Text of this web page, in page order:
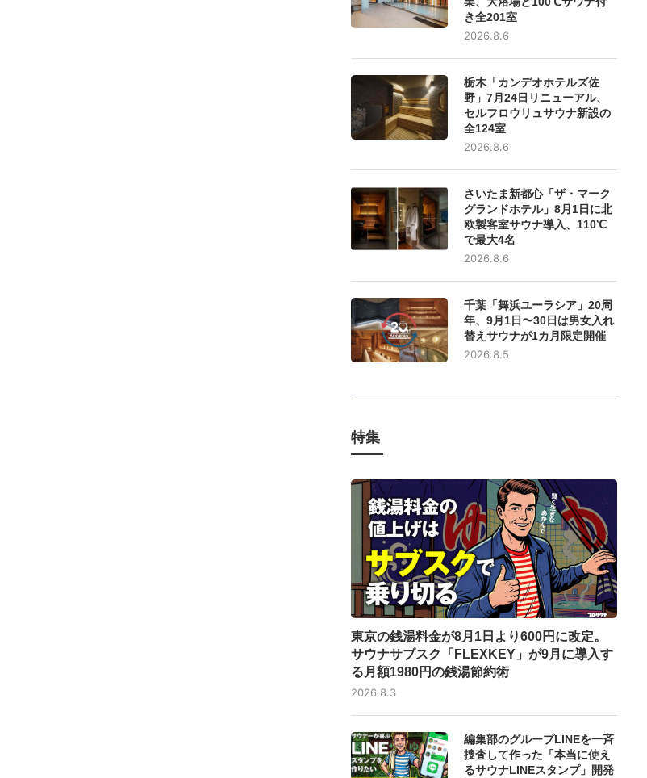
き全201室
2026.8.6
栃木「カンデオホテルズ佐
野」7月24日リニューアル、
セルフロウリュサウナ新設の
全124室
2026.8.6
さいたま新都心「ザ・マーク
グランドホテル」8月1日に北
欧製客室サウナ導入、110℃
で最大4名
2026.8.6
千葉「舞浜ユーラシア」20周
年、9月1日〜30日は男女入れ
替えサウナが1カ月限定開催
2026.8.5
特集
東京の銭湯料金が8月1日より600円に改定。
サウナサブスク「FLEXKEY」が9月に導入す
る月額1980円の銭湯節約術
2026.8.3
編集部のグループLINEを一斉
捜査して作った「本当に使え
るサウナLINEスタンプ」開発